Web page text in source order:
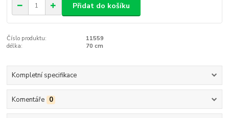
Přidat do košíku
Číslo produktu:
11559
délka:
70 cm
Kompletní specifikace
Komentáře 0